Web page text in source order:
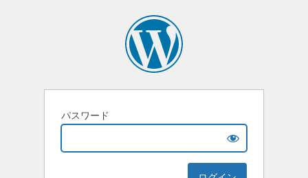
パスワード